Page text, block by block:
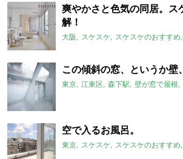
爽やかさと色気の同居。ス
解！
大阪 スケスケ スケスケのおすすめ
この傾斜の窓、というか壁
東京 江東区 森下駅 壁が窓で屋根
空で入るお風呂。
東京 スケスケ スケスケのおすすめ